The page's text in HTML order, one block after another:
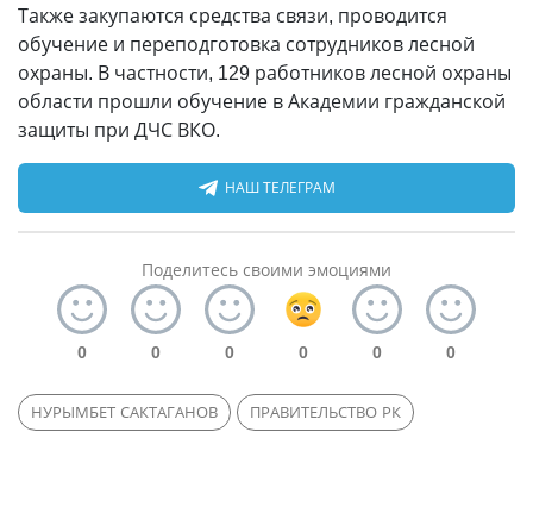
Также закупаются средства связи, проводится
обучение и переподготовка сотрудников лесной
охраны. В частности, 129 работников лесной охраны
области прошли обучение в Академии гражданской
защиты при ДЧС ВКО.
НАШ ТЕЛЕГРАМ
Поделитесь своими эмоциями
0 0 0 0 0 0
НУРЫМБЕТ САКТАГАНОВ ПРАВИТЕЛЬСТВО РК